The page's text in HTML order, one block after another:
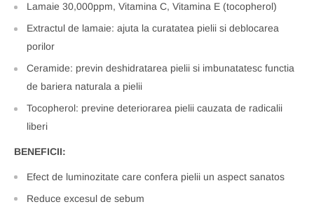
Lamaie 30,000ppm, Vitamina C, Vitamina E (tocopherol)
Extractul de lamaie: ajuta la curatatea pielii si deblocarea
porilor
Ceramide: previn deshidratarea pielii si imbunatatesc functia
de bariera naturala a pielii
Tocopherol: previne deteriorarea pielii cauzata de radicalii
liberi
BENEFICII:
Efect de luminozitate care confera pielii un aspect sanatos
Reduce excesul de sebum